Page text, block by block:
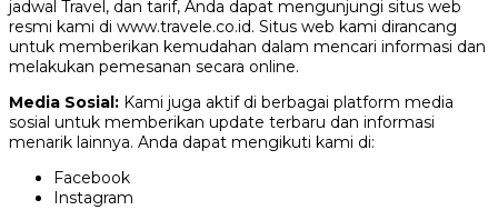
jadwal Travel, dan tarif, Anda dapat mengunjungi situs web
resmi kami di www.travele.co.id. Situs web kami dirancang
untuk memberikan kemudahan dalam mencari informasi dan
melakukan pemesanan secara online.
Media Sosial: Kami juga aktif di berbagai platform media
sosial untuk memberikan update terbaru dan informasi
menarik lainnya. Anda dapat mengikuti kami di:
Facebook
Instagram